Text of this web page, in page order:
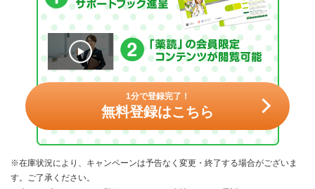
※在庫状況により、キャンペーンは予告なく変更・終了する場合がございま
す。ご了承ください。
1分で登録完了！
無料登録はこちら